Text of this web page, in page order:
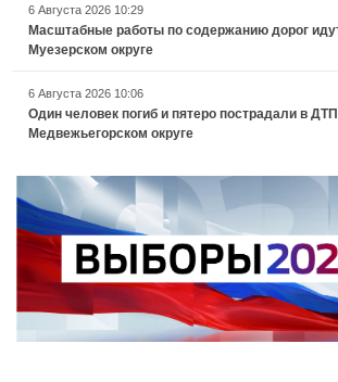
6 Августа 2026 10:29
Масштабные работы по содержанию дорог
Муезерском округе
6 Августа 2026 10:06
Один человек погиб и пятеро пострадали в
Медвежьегорском округе